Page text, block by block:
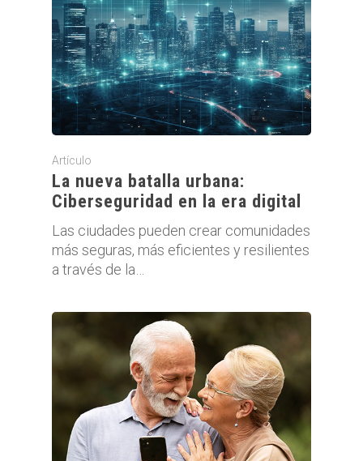
Artículo
La nueva batalla urbana:
Ciberseguridad en la era digital
Las ciudades pueden crear comunidades
más seguras, más eficientes y resilientes
a través de la…